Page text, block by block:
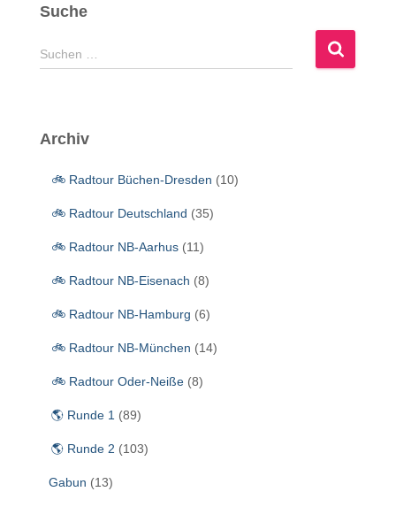
Suche
S
u
n
Suchen …
Archiv
🚲 Radtour Büchen-Dresden (10)
🚲 Radtour Deutschland (35)
🚲 Radtour NB-Aarhus (11)
🚲 Radtour NB-Eisenach (8)
🚲 Radtour NB-Hamburg (6)
🚲 Radtour NB-München (14)
🚲 Radtour Oder-Neiße (8)
🌎 Runde 1 (89)
🌎 Runde 2 (103)
Gabun (13)